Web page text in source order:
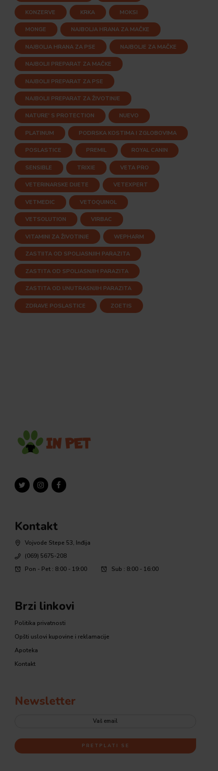
KONZERVE KRKA MOKSI
MONGE NAJBOLJA HRANA ZA MAČKE
NAJBOLJA HRANA ZA PSE NAJBOLJE ZA MAČKE
NAJBOLJI PREPARAT ZA MAČKE
NAJBOLJI PREPARAT ZA PSE
NAJBOLJI PREPARAT ZA ŽIVOTINJE
NATURE' S PROTECTION NUEVO
PLATINUM PODRSKA KOSTIMA I ZGLOBOVIMA
POSLASTICE PREMIL ROYAL CANIN
SENSIBLE TRIXIE VETA PRO
VETERINARSKE DIJETE VETEXPERT
VETMEDIC VETOQUINOL
VETSOLUTION VIRBAC
VITAMINI ZA ŽIVOTINJE WEPHARM
ZASTIITA OD SPOLJASNJIH PARAZITA
ZASTITA OD SPOLJASNJIH PARAZITA
ZASTITA OD UNUTRASNJIH PARAZITA
ZDRAVE POSLASTICE ZOETIS
Kontakt
Vojvode Stepe 53, Inđija
(069) 5675-208
Pon - Pet : 8:00 - 19:00
Sub : 8:00 - 16:00
Brzi linkovi
Politika privatnosti
Opšti uslovi kupovine i reklamacije
Apoteka
Kontakt
Newsletter